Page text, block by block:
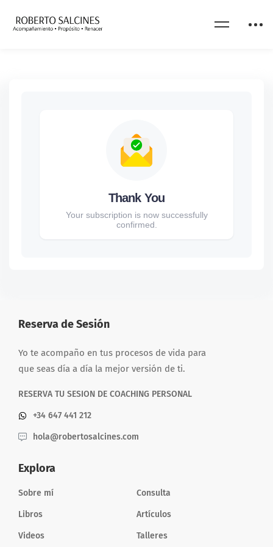
Thank You
Your subscription is now successfully
confirmed.
Reserva de Sesión
Yo te acompaño en tus procesos de vida para
que seas día a día la mejor versión de ti.
RESERVA TU SESION DE COACHING PERSONAL
+34 647 441 212
hola@robertosalcines.com
Explora
Sobre mí Consulta
Libros Artículos
Videos Talleres